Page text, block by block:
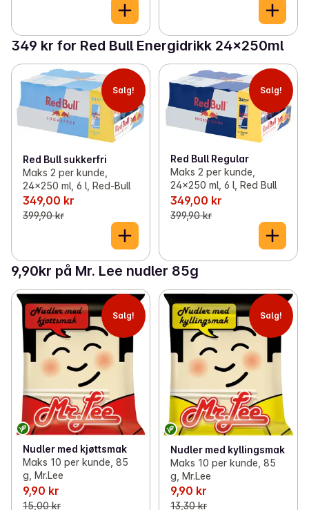
349 kr for Red Bull Energidrikk 24x250ml
Salg!
Red Bull sukkerfri
Maks 2 per kunde,
24x250 ml, 6 l, Red-Bull
349,00 kr
399,90 kr
Salg!
Red Bull Regular
Maks 2 per kunde,
24x250 ml, 6 l, Red Bull
349,00 kr
399,90 kr
9,90kr på Mr. Lee nudler 85g
Salg!
Nudler med kjøttsmak
Maks 10 per kunde, 85
g, Mr.Lee
9,90 kr
15,00 kr
Salg!
Nudler med kyllingsmak
Maks 10 per kunde, 85
g, Mr.Lee
9,90 kr
13,30 kr